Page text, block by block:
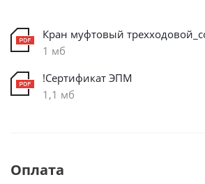
Кран муфтовый
1 мб
!Сертификат ЭПМ
1,1 мб
Оплата